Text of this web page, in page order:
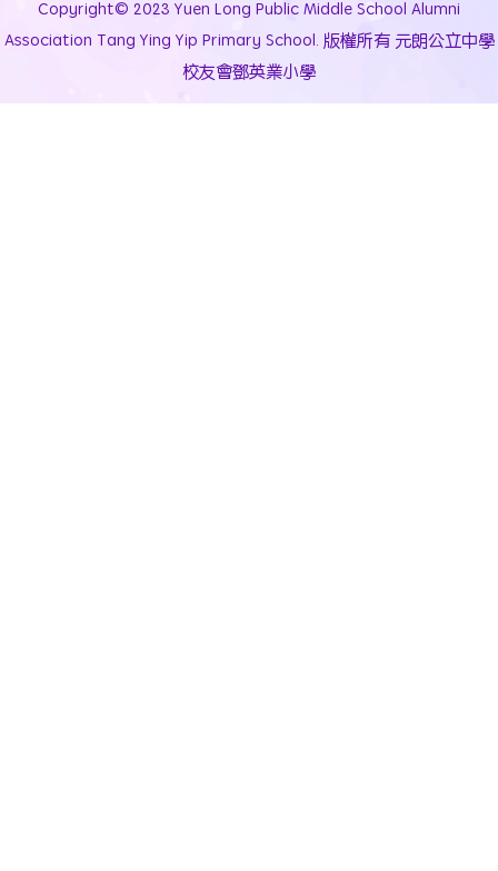
Copyright© 2023 Yuen Long Public Middle School Alumni
Association Tang Ying Yip Primary School. 版權所有 元朗公立中學
校友會鄧英業小學